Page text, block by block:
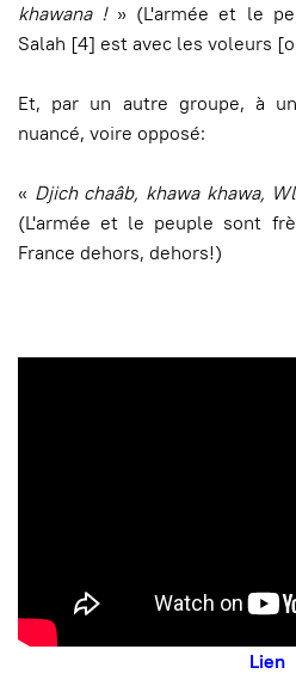
khawana!» (L'armée et le
Salah [4] est avec les voleurs
Et, par un autre groupe, à
nuancé, voire opposé:
« Djich chaâb, khawa khawa,
(L'armée et le peuple sont
France dehors, dehors!)
Lien